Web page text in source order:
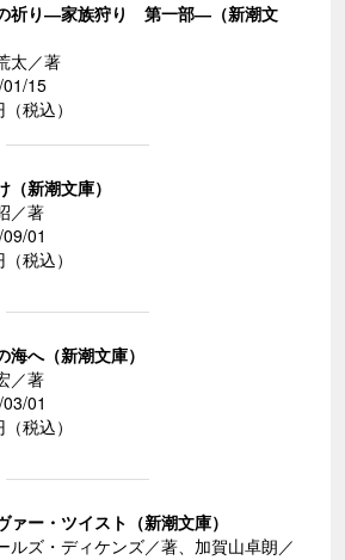
祈り―家族狩り 第一部―（新潮文
太／著
15
税込）
（新潮文庫）
／著
01
税込）
海へ（新潮文庫）
／著
01
税込）
ァー・ツイスト（新潮文庫）
ルズ・ディケンズ／著、加賀山卓朗／